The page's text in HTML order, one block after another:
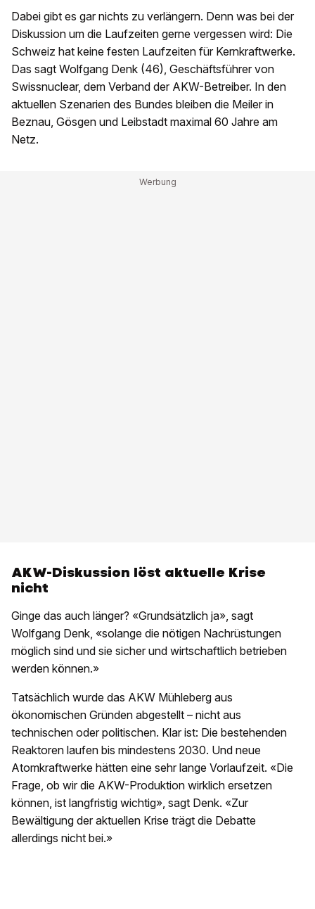
Dabei gibt es gar nichts zu verlängern. Denn was bei der
Diskussion um die Laufzeiten gerne vergessen wird: Die
Schweiz hat keine festen Laufzeiten für Kernkraftwerke.
Das sagt Wolfgang Denk (46), Geschäftsführer von
Swissnuclear, dem Verband der AKW-Betreiber. In den
aktuellen Szenarien des Bundes bleiben die Meiler in
Beznau, Gösgen und Leibstadt maximal 60 Jahre am
Netz.
AKW-Diskussion löst aktuelle Krise
nicht
Ginge das auch länger? «Grundsätzlich ja», sagt
Wolfgang Denk, «solange die nötigen Nachrüstungen
möglich sind und sie sicher und wirtschaftlich betrieben
werden können.»
Tatsächlich wurde das AKW Mühleberg aus
ökonomischen Gründen abgestellt – nicht aus
technischen oder politischen. Klar ist: Die bestehenden
Reaktoren laufen bis mindestens 2030. Und neue
Atomkraftwerke hätten eine sehr lange Vorlaufzeit. «Die
Frage, ob wir die AKW-Produktion wirklich ersetzen
können, ist langfristig wichtig», sagt Denk. «Zur
Bewältigung der aktuellen Krise trägt die Debatte
allerdings nicht bei.»